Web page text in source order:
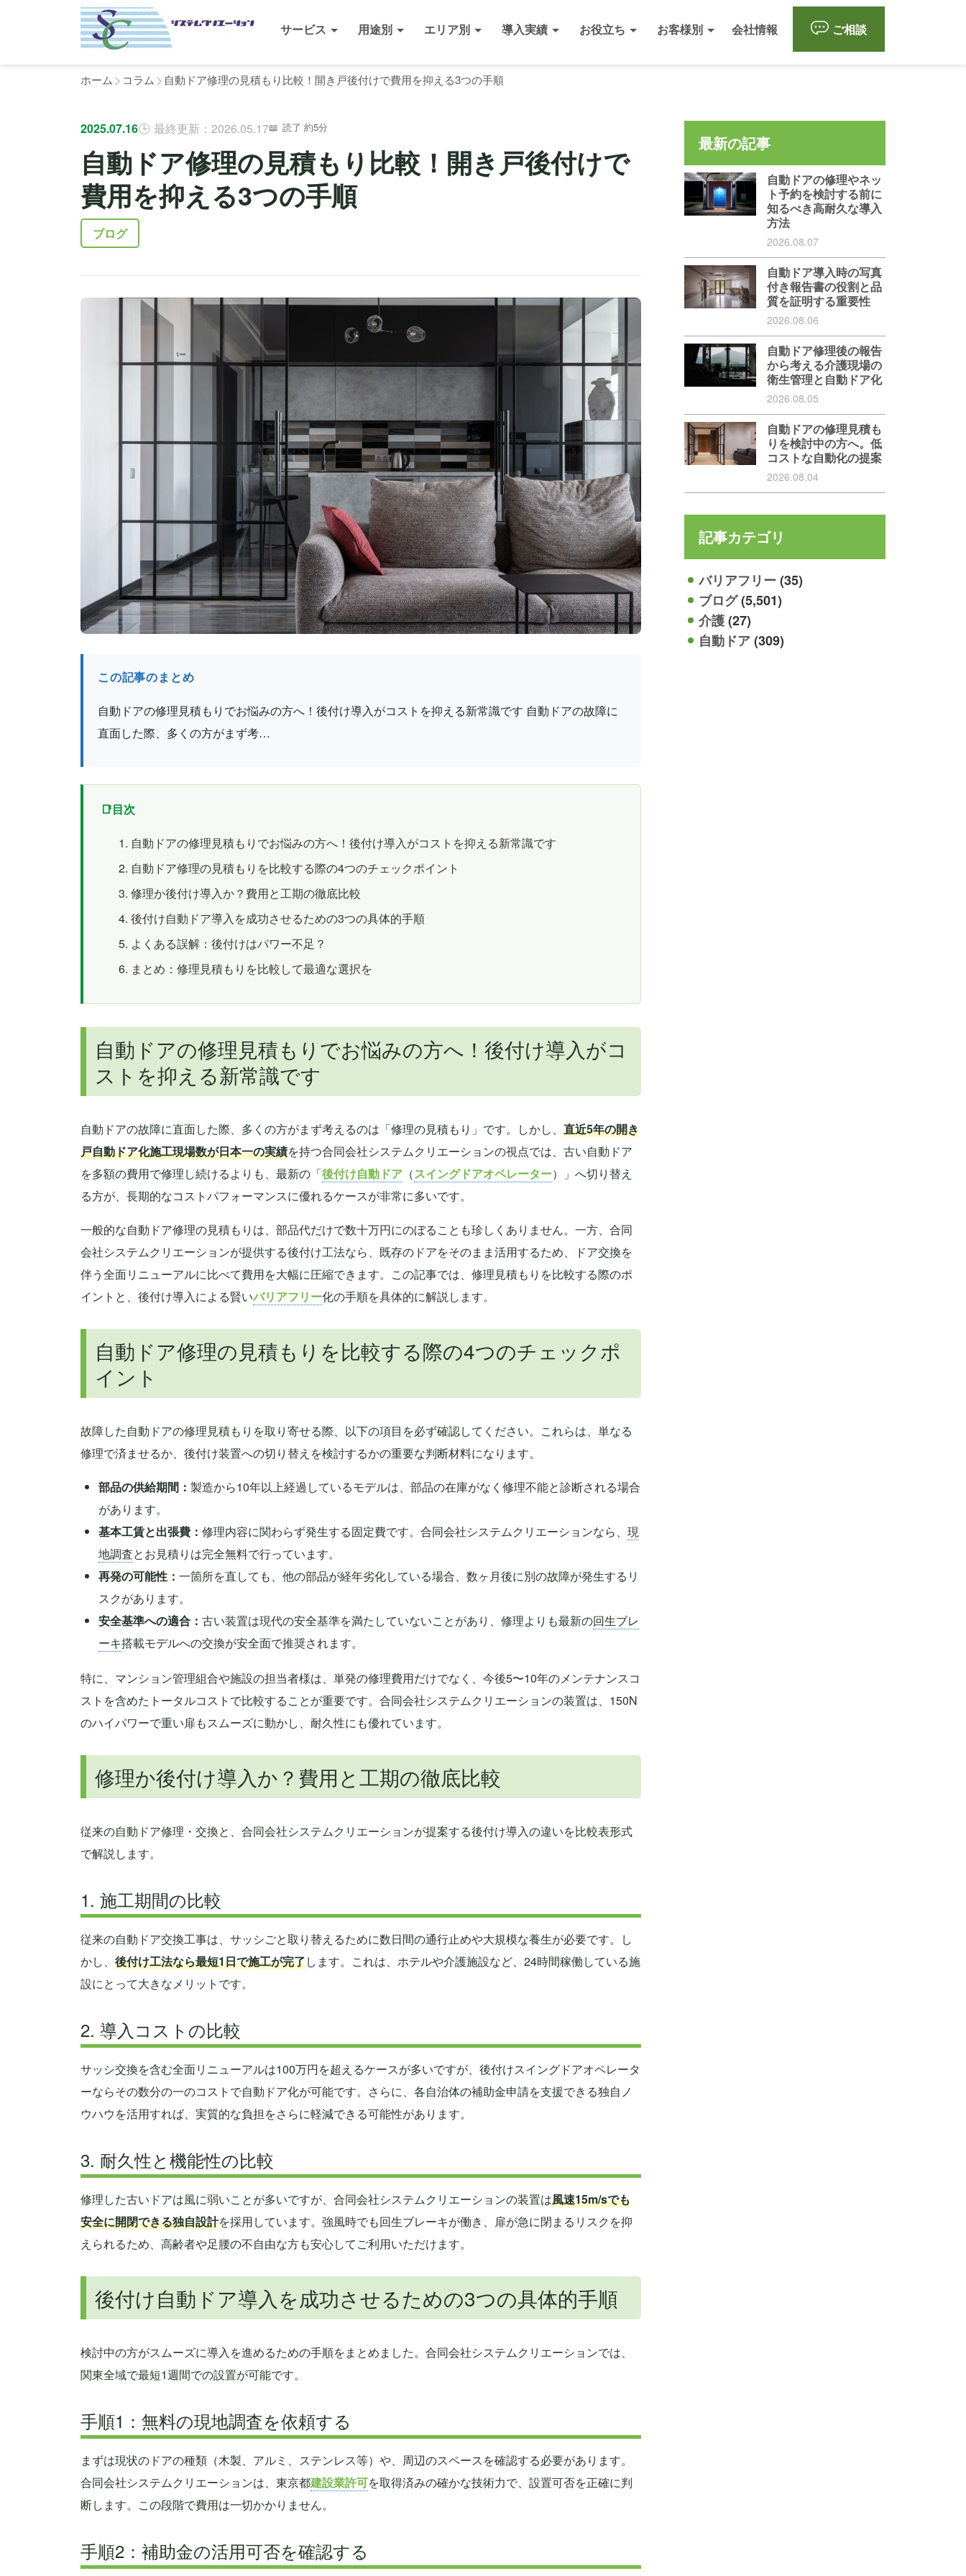
サービス 用途別 エリア別 導入実績 お役立ち お客様別 会社情報 ご相談
ホーム コラム 自動ドア修理の見積もり比較！開き戸後付けで費用を抑える3つの手順
2025.07.16 最終更新：2026.05.17 読了 約5分
自動ドア修理の見積もり比較！開き戸後付けで
費用を抑える3つの手順
ブログ
この記事のまとめ
自動ドアの修理見積もりでお悩みの方へ！後付け導入がコストを抑える新常識です 自動ドアの故障に
直面した際、多くの方がまず考…
目次
自動ドアの修理見積もりでお悩みの方へ！後付け導入がコストを抑える新常識です
自動ドア修理の見積もりを比較する際の4つのチェックポイント
修理か後付け導入か？費用と工期の徹底比較
後付け自動ドア導入を成功させるための3つの具体的手順
よくある誤解：後付けはパワー不足？
まとめ：修理見積もりを比較して最適な選択を
自動ドアの修理見積もりでお悩みの方へ！後付け導入がコ
ストを抑える新常識です
自動ドアの故障に直面した際、多くの方がまず考えるのは「修理の見積もり」です。しかし、 直近5年の開き
戸自動ドア化施工現場数が日本一の実績を持つ合同会社システムクリエーションの視点では、古い自動ドア
を多額の費用で修理し続けるよりも、最新の「後付け自動ドア （スイングドアオペレーター）」へ切り替え
る方が、長期的なコストパフォーマンスに優れるケースが非常に多いです。
一般的な自動ドア修理の見積もりは、部品代だけで数十万円にのぼることも珍しくありません。一方、合同
会社システムクリエーションが提供する後付け工法なら、既存のドアをそのまま活用するため、ドア交換を
伴う全面リニューアルに比べて費用を大幅に圧縮できます。この記事では、修理見積もりを比較する際のポ
イントと、後付け導入による賢いバリアフリー化の手順を具体的に解説します。
自動ドア修理の見積もりを比較する際の4つのチェックポ
イント
故障した自動ドアの修理見積もりを取り寄せる際、以下の項目を必ず確認してください。これらは、単なる
修理で済ませるか、後付け装置への切り替えを検討するかの重要な判断材料になります。
部品の供給期間： 製造から10年以上経過しているモデルは、部品の在庫がなく修理不能と診断される場合
があります。
基本工賃と出張費： 修理内容に関わらず発生する固定費です。合同会社システムクリエーションなら、 現
地調査とお見積りは完全無料で行っています。
再発の可能性： 一箇所を直しても、他の部品が経年劣化している場合、数ヶ月後に別の故障が発生するリ
スクがあります。
安全基準への適合： 古い装置は現代の安全基準を満たしていないことがあり、修理よりも最新の回生ブレ
ーキ搭載モデルへの交換が安全面で推奨されます。
特に、マンション管理組合や施設の担当者様は、単発の修理費用だけでなく、今後5〜10年のメンテナンスコ
ストを含めたトータルコストで比較することが重要です。合同会社システムクリエーションの装置は、150N
のハイパワーで重い扉もスムーズに動かし、耐久性にも優れています。
修理か後付け導入か？費用と工期の徹底比較
従来の自動ドア修理・交換と、合同会社システムクリエーションが提案する後付け導入の違いを比較表形式
で解説します。
1. 施工期間の比較
従来の自動ドア交換工事は、サッシごと取り替えるために数日間の通行止めや大規模な養生が必要です。し
かし、 後付け工法なら最短1日で施工が完了します。これは、ホテルや介護施設など、24時間稼働している施
設にとって大きなメリットです。
2. 導入コストの比較
サッシ交換を含む全面リニューアルは100万円を超えるケースが多いですが、後付けスイングドアオペレータ
ーならその数分の一のコストで自動ドア化が可能です。さらに、各自治体の補助金申請を支援できる独自ノ
ウハウを活用すれば、実質的な負担をさらに軽減できる可能性があります。
3. 耐久性と機能性の比較
修理した古いドアは風に弱いことが多いですが、合同会社システムクリエーションの装置は風速15m/sでも
安全に開閉できる独自設計を採用しています。強風時でも回生ブレーキが働き、扉が急に閉まるリスクを抑
えられるため、高齢者や足腰の不自由な方も安心してご利用いただけます。
後付け自動ドア導入を成功させるための3つの具体的手順
検討中の方がスムーズに導入を進めるための手順をまとめました。合同会社システムクリエーションでは、
関東全域で最短1週間での設置が可能です。
手順1：無料の現地調査を依頼する
まずは現状のドアの種類（木製、アルミ、ステンレス等）や、周辺のスペースを確認する必要があります。
合同会社システムクリエーションは、東京都建設業許可を取得済みの確かな技術力で、設置可否を正確に判
断します。この段階で費用は一切かかりません。
手順2：補助金の活用可否を確認する
最新の記事
自動ドアの修理やネッ
ト予約を検討する前に
知るべき高耐久な導入
方法
2026.08.07
自動ドア導入時の写真
付き報告書の役割と品
質を証明する重要性
2026.08.06
自動ドア修理後の報告
から考える介護現場の
衛生管理と自動ドア化
2026.08.05
自動ドアの修理見積も
りを検討中の方へ。低
コストな自動化の提案
2026.08.04
記事カテゴリ
バリアフリー(35)
ブログ(5,501)
介護(27)
自動ドア(309)